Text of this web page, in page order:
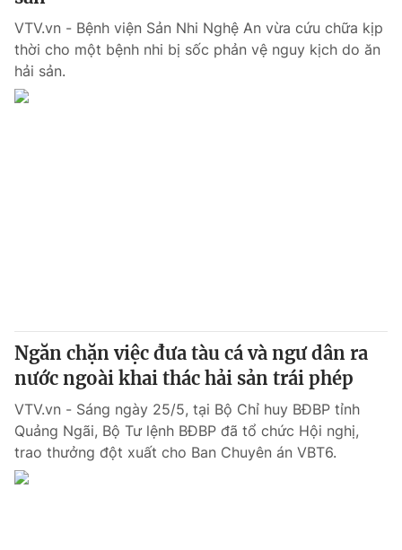
VTV.vn - Bệnh viện Sản Nhi Nghệ An vừa cứu chữa kịp
thời cho một bệnh nhi bị sốc phản vệ nguy kịch do ăn
hải sản.
Ngăn chặn việc đưa tàu cá và ngư dân ra
nước ngoài khai thác hải sản trái phép
VTV.vn - Sáng ngày 25/5, tại Bộ Chỉ huy BĐBP tỉnh
Quảng Ngãi, Bộ Tư lệnh BĐBP đã tổ chức Hội nghị,
trao thưởng đột xuất cho Ban Chuyên án VBT6.